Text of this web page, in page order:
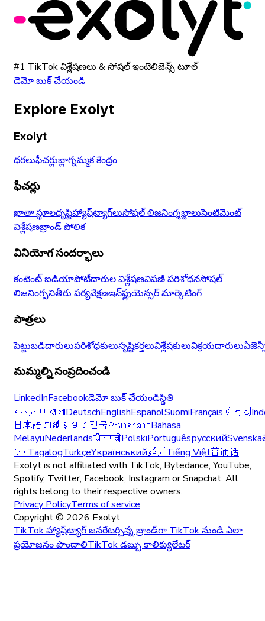
#1 TikTok విశ్లేషణలు & సోషల్ ఇంటెలిజెన్స్ టూల్
డెమో బుక్ చేయండి
Explore Exolyt
Exolyt
ధరలుఫీచర్లుబ్లాగ్నమ్మక కేంద్రం
ఫీచర్లు
ఖాతా స్థూలదృష్టిహ్యాష్‌ట్యాగ్‌లుసోషల్ లిజనింగ్శబ్దాలుసెంటిమెంట్
విశ్లేషణబ్రాండ్ పోలిక
వినియోగ సందర్భాలు
కంటెంట్ ఐడియాపోటీదారుల విశ్లేషణవిపణి పరిశోధనసోషల్
లిజనింగ్పనితీరు పర్యవేక్షణఇన్‌ఫ్లుయెన్సర్ మార్కెటింగ్
పాత్రలు
పెట్టుబడిదారులుపరిశోధకులుసృష్టికర్తలువిశ్లేషకులువిక్రయదారులు
మమ్మల్ని సంప్రదించండి
LinkedInFacebookడెమో బుక్ చేయండిస్థితి
العربيةবাংলাDeutschEnglishEspañolSuomiFrançaisहिन्दी
日本語ភាសាខ្មែរ 한국어ພາສາລາວBahasa
MelayuNederlandsਪੰਜਾਬੀPolskiPortuguêsрусскийSvenska
ไทยTagalogTürkçeYкраїнськийاُردُوTiếng Việt普通话
Exolyt is not affiliated with TikTok, Bytedance, YouTube,
Spotify, Twitter, Facebook, Instagram or Snapchat. All
rights belong to their respective owners.
Privacy PolicyTerms of service
Copyright © 2026 Exolyt
TikTok హ్యాష్‌ట్యాగ్ జనరేటర్చిన్న బ్రాండ్‌గా TikTok నుండి ఎలా
ప్రయోజనం పొందాలిTikTok డబ్బు కాలిక్యులేటర్